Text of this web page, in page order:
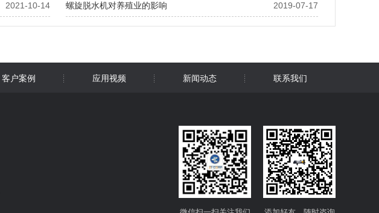
2021-10-14 2019-07-17
螺旋脱水机对养殖业的影响
客户案例 应用视频 新闻动态 联系我们